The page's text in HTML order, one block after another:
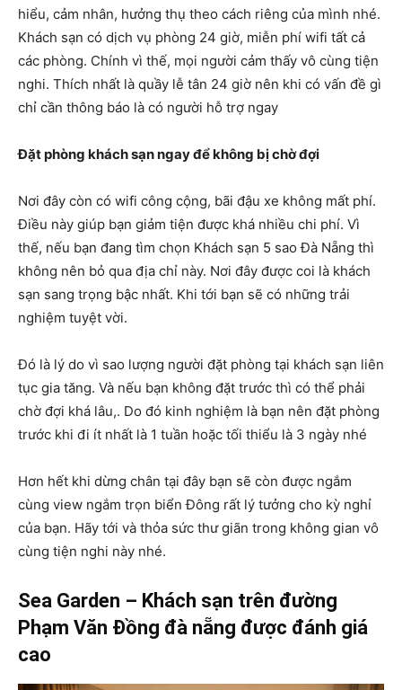
hiểu, cảm nhân, hưởng thụ theo cách riêng của mình nhé.
Khách sạn có dịch vụ phòng 24 giờ, miễn phí wifi tất cả
các phòng. Chính vì thế, mọi người cảm thấy vô cùng tiện
nghi. Thích nhất là quầy lễ tân 24 giờ nên khi có vấn đề gì
chỉ cần thông báo là có người hỗ trợ ngay
Đặt phòng khách sạn ngay để không bị chờ đợi
Nơi đây còn có wifi công cộng, bãi đậu xe không mất phí.
Điều này giúp bạn giảm tiện được khá nhiều chi phí. Vì
thế, nếu bạn đang tìm chọn Khách sạn 5 sao Đà Nẵng thì
không nên bỏ qua địa chỉ này. Nơi đây được coi là khách
sạn sang trọng bậc nhất. Khi tới bạn sẽ có những trải
nghiệm tuyệt vời.
Đó là lý do vì sao lượng người đặt phòng tại khách sạn liên
tục gia tăng. Và nếu bạn không đặt trước thì có thể phải
chờ đợi khá lâu,. Do đó kinh nghiệm là bạn nên đặt phòng
trước khi đi ít nhất là 1 tuần hoặc tối thiểu là 3 ngày nhé
Hơn hết khi dừng chân tại đây bạn sẽ còn được ngắm
cùng view ngắm trọn biển Đông rất lý tưởng cho kỳ nghỉ
của bạn. Hãy tới và thỏa sức thư giãn trong không gian vô
cùng tiện nghi này nhé.
Sea Garden – Khách sạn trên đường
Phạm Văn Đồng đà nẵng được đánh giá
cao